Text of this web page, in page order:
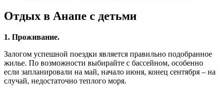
Отдых в Анапе с детьми
1. Проживание.
Залогом успешной поездки является правильно подобранное
жилье. По возможности выбирайте с бассейном, особенно
если запланировали на май, начало июня, конец сентября – на
случай, недостаточно теплого моря.